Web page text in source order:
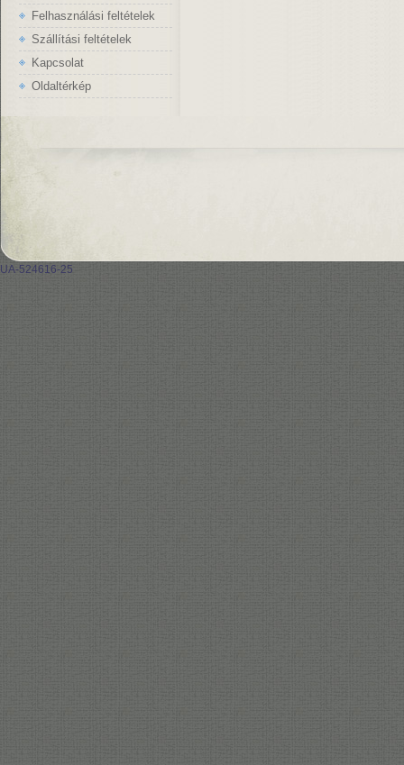
Felhasználási feltételek
Szállítási feltételek
Kapcsolat
Oldaltérkép
UA-524616-25